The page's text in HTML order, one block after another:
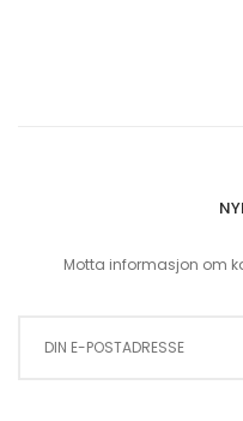
Motta informasjon om